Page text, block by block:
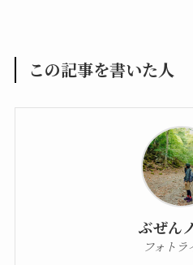
この記事を書いた人
ぶぜん
フォトラ